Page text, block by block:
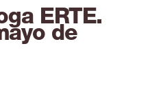
ERTE.
de